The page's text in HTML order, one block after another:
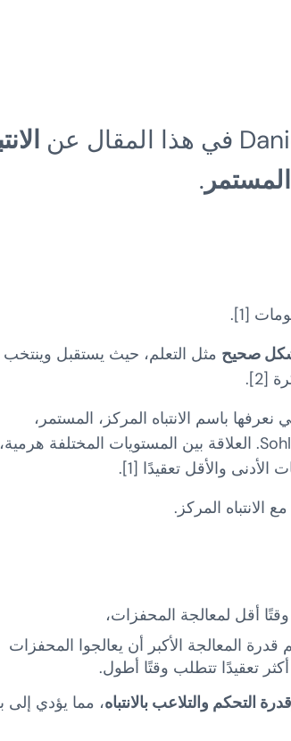
المستمر .
[1].
بشكل صحيح مثل التعلم، حيث يستقبل وينتخب
[2].
نعرفها باسم الانتباه المركز، المستمر،
الانتقائي، المتناوب والموزَّع وفقًا للنموذج السريري لـ Sohlberg y Mateer. العلاقة بين المستويات المختلفة هرمية،
والأقل تعقيدًا [1].
المركز.
قدرة المعالجة الأكبر أن يعالجوا المحفزات
تعقيدًا تتطلب وقتًا أطول.
التحكم والتلاعب بالانتباه، مما يؤدي إلى